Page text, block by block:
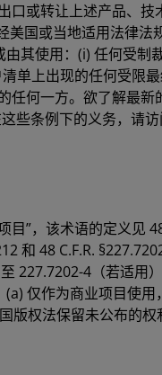
或转让上述产品、技
国或当地适用法律法
其使用：(i) 任何受制
单上出现的任何受限
任何一方。欲了解最
些条例下的义务，请
”，该术语的定义见
和 48 C.F.R.
227.7202-4（若适用
仅作为商业项目使
版权法保留未公布的权